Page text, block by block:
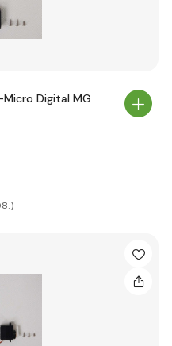
Digital MG